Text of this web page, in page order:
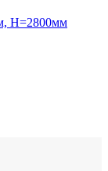
H=2800мм